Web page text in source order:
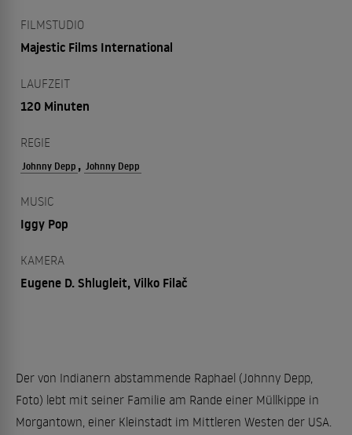
FILMSTUDIO
Majestic Films International
LAUFZEIT
120 Minuten
REGIE
Johnny Depp , Johnny Depp
MUSIC
Iggy Pop
KAMERA
Eugene D. Shlugleit, Vilko Filač
Der von Indianern abstammende Raphael (Johnny Depp,
Foto) lebt mit seiner Familie am Rande einer Müllkippe in
Morgantown, einer Kleinstadt im Mittleren Westen der USA.